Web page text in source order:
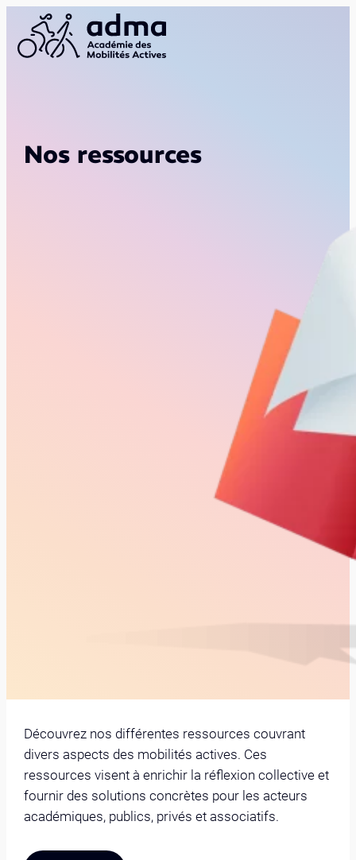
Nos ressources
Découvrez nos différentes ressources couvrant
divers aspects des mobilités actives. Ces
ressources visent à enrichir la réflexion collective et
fournir des solutions concrètes pour les acteurs
académiques, publics, privés et associatifs.